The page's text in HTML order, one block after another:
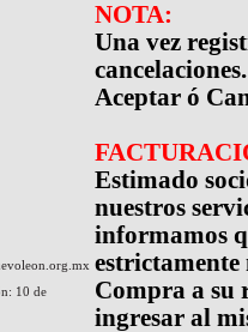
10 de
NOTA:
Una vez
cancelaciones.
Aceptar ó
Estimado
nuestros
informamos
estrictamente
Compra a su
ingresar al